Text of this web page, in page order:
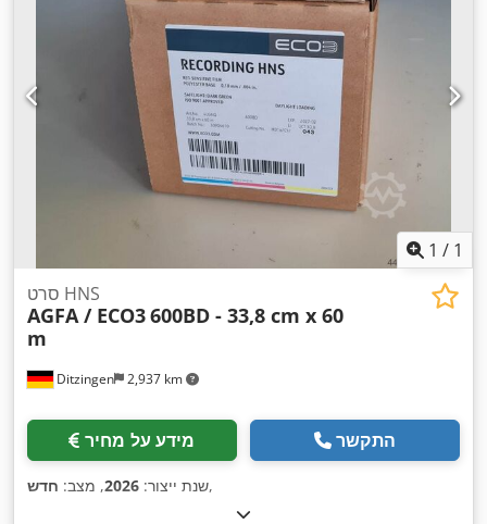
1 / 1
Ditzingen 2,937 km
סרט HNS
AGFA / ECO3600BD - 33,8 cm x 60
m
מידע על מחיר התקשר
שנת ייצור: 2026, מצב: חדש ,